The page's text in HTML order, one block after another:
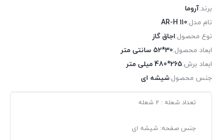
برند:آروما
نام مدل:AR-H 110
نوع محصول:اجاق گاز
ابعاد محصول:30*52 سانتی متر
ابعاد برش:265*480 میلی متر
جنس محصول:شیشه ای
تعداد شعله : 2 شعله
جنس صفحه: شیشه ای